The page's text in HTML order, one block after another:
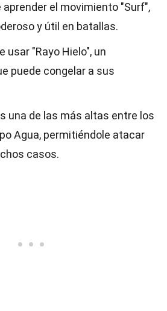
aprender el movimiento "Surf",
y útil en batallas.
usar "Rayo Hielo", un
puede congelar a sus
una de las más altas entre los
Agua, permitiéndole atacar
casos.